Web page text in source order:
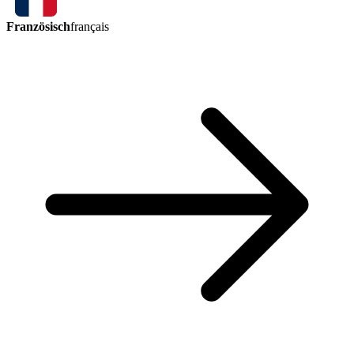
Französischfrançais